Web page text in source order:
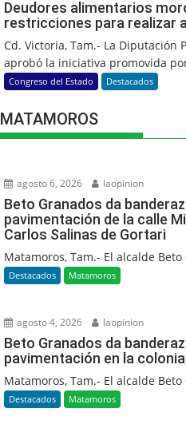
Deudores alimentarios
restricciones para realizar
Cd. Victoria, Tam.- La Diputación
aprobó la iniciativa promovida
Congreso del Estado Destacados
MATAMOROS
agosto 6, 2026 laopinion
Beto Granados da
pavimentación de la calle
Carlos Salinas de Gortari
Matamoros, Tam.- El alcalde
Destacados Matamoros
agosto 4, 2026 laopinion
Beto Granados da
pavimentación en la
Matamoros, Tam.- El alcalde
Destacados Matamoros